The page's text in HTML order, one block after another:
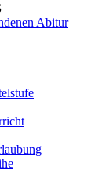
Abitur